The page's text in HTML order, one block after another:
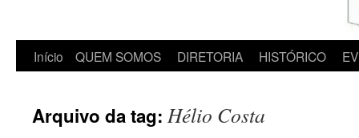
Início QUEM SOMOS DIRETORIA HISTÓRICO
Arquivo da tag: Hélio Costa